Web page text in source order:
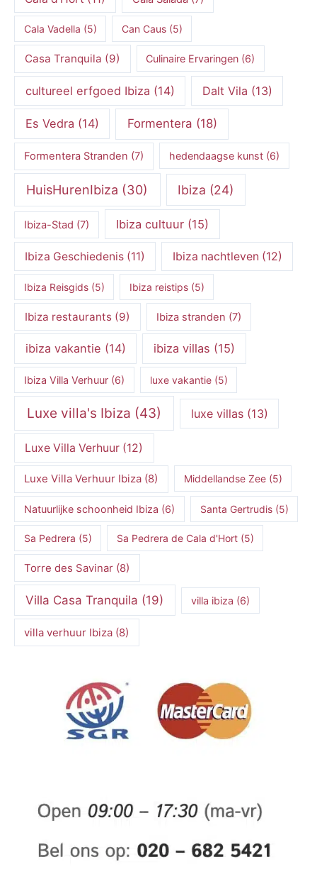
Cala Vadella (5) Can Caus(5)
Casa Tranquila (9) Culinaire Ervaringen (6)
cultureel erfgoed Ibiza (14) Dalt Vila (13)
Es Vedra (14) Formentera (18)
Formentera Stranden (7) hedendaagse kunst (6)
HuisHurenIbiza (30) Ibiza (24)
Ibiza-Stad (7) Ibiza cultuur (15)
Ibiza Geschiedenis (11) Ibiza nachtleven (12)
Ibiza Reisgids(5) Ibiza reistips(5)
Ibiza restaurants(9) Ibiza stranden (7)
ibiza vakantie (14) ibiza villas (15)
Ibiza Villa Verhuur(6) luxe vakantie(5)
Luxe villa's Ibiza (43) luxe villas(13)
Luxe Villa Verhuur (12)
Luxe Villa Verhuur Ibiza (8) Middellandse Zee(5)
Natuurlijke schoonheid Ibiza (6) Santa Gertrudis(5)
Sa Pedrera (5) Sa Pedrera de Cala d'Hort(5)
Torre des Savinar (8)
Villa Casa Tranquila (19) villa ibiza (6)
villa verhuur Ibiza (8)